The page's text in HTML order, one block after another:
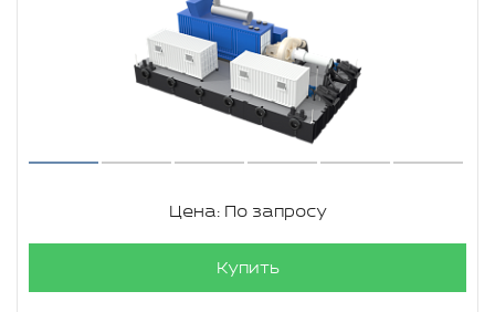
Цена: По запросу
Купить